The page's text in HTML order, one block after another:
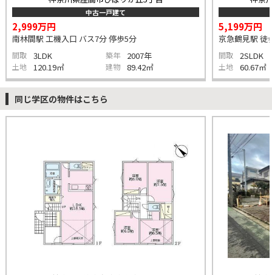
中古一戸建て
2,999万円
南林間駅 工機入口 バス7分 停歩5分
間取 3LDK 築年 2007年
土地 120.19㎡ 建物 89.42㎡
5,199万円
京急鶴見駅 徒
間取 2SLDK
土地 60.67㎡
同じ学区の物件はこちら